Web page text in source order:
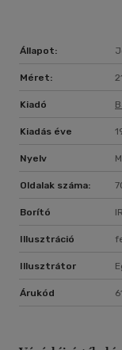
Állapot:
Méret:
Kiadó
Kiadás éve
Nyelv
Oldalak száma:
Borító
Illusztráció
Illusztrátor
Árukód